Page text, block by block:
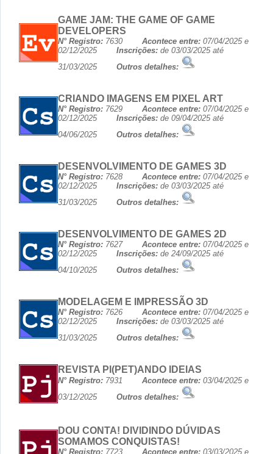
GAME JAM: THE GAME OF GAME
DEVELOPERS
N° Registro: 7630 Acontece entre: 07/04/2025 e
02/12/2025 Inscrições: de 03/03/2025 até
31/03/2025 Outros detalhes:
CRIANDO IMAGENS EM PIXEL ART
N° Registro: 7629 Acontece entre: 07/04/2025 e
02/12/2025 Inscrições: de 09/04/2025 até
04/06/2025 Outros detalhes:
DESENVOLVIMENTO DE GAMES 3D
N° Registro: 7628 Acontece entre: 07/04/2025 e
02/12/2025 Inscrições: de 03/03/2025 até
31/03/2025 Outros detalhes:
DESENVOLVIMENTO DE GAMES 2D
N° Registro: 7627 Acontece entre: 07/04/2025 e
02/12/2025 Inscrições: de 24/09/2025 até
04/10/2025 Outros detalhes:
MODELAGEM E IMPRESSÃO 3D
N° Registro: 7626 Acontece entre: 07/04/2025 e
02/12/2025 Inscrições: de 03/03/2025 até
31/03/2025 Outros detalhes:
REVISTA PI(PET)ANDO IDEIAS
N° Registro: 7931 Acontece entre: 03/04/2025 e
03/12/2025 Outros detalhes:
DOU CONTA! DIVIDINDO DÚVIDAS
SOMAMOS CONQUISTAS!
N° Registro: 7723 Acontece entre: 03/03/2025 e